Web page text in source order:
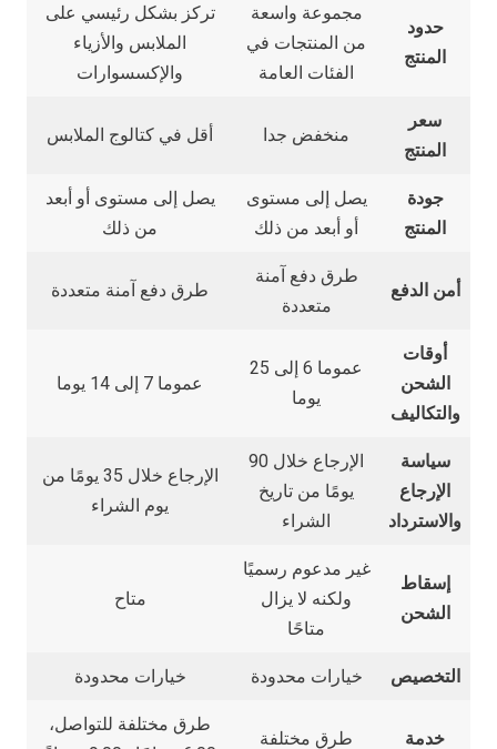
حدود
المنتج
مجموعة واسعة
من المنتجات في
الفئات العامة
تركز بشكل رئيسي على
الملابس والأزياء
والإكسسوارات
سعر
المنتج
منخفض جدا أقل في كتالوج الملابس
جودة
المنتج
يصل إلى مستوى
أو أبعد من ذلك
يصل إلى مستوى أو أبعد
من ذلك
أمن الدفع
طرق دفع آمنة
متعددة
طرق دفع آمنة متعددة
أوقات
الشحن
والتكاليف
عموما 6 إلى 25
يوما
عموما 7 إلى 14 يوما
سياسة
الإرجاع
والاسترداد
الإرجاع خلال 90
يومًا من تاريخ
الشراء
الإرجاع خلال 35 يومًا من
يوم الشراء
إسقاط
الشحن
غير مدعوم رسميًا
ولكنه لا يزال
متاحًا
متاح
التخصيص خيارات محدودة خيارات محدودة
خدمة
طرق مختلفة
طرق مختلفة للتواصل،